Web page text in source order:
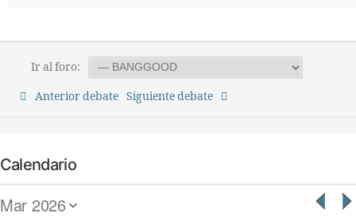
Ir al foro:
Anterior debate Siguiente debate
Calendario